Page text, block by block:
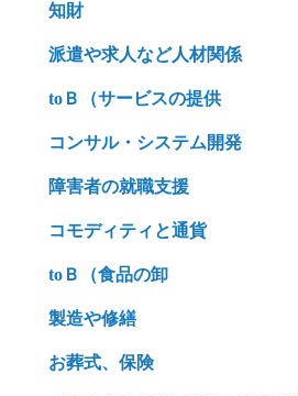
知財
派遣や求人など人材関係
toＢ（サービスの提供
コンサル・システム開発
障害者の就職支援
コモディティと通貨
toＢ（食品の卸
製造や修繕
お葬式、保険